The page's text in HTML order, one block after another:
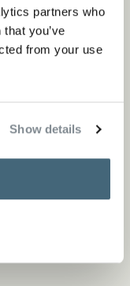
partners who
you’ve
from your use
Show details